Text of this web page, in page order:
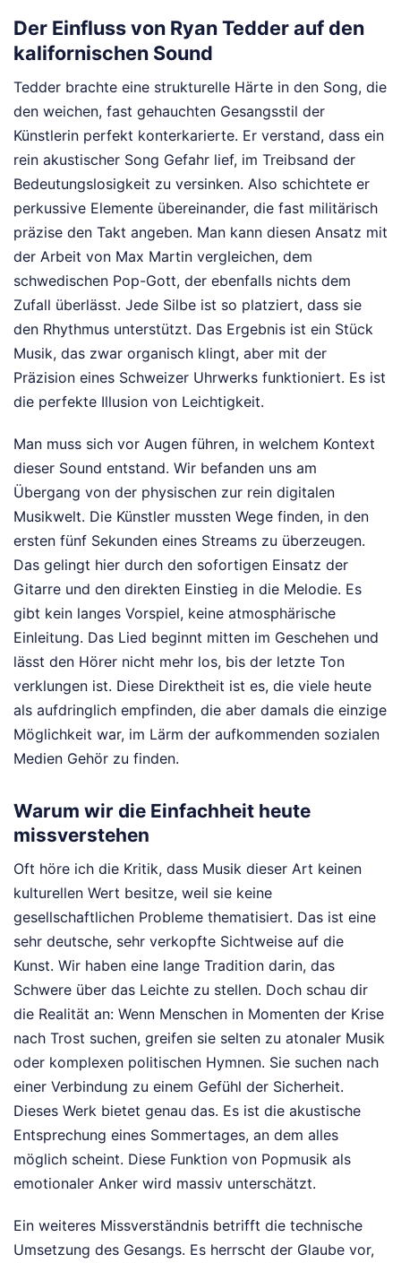
Der Einfluss von Ryan Tedder auf den
kalifornischen Sound
Tedder brachte eine strukturelle Härte in den Song, die
den weichen, fast gehauchten Gesangsstil der
Künstlerin perfekt konterkarierte. Er verstand, dass ein
rein akustischer Song Gefahr lief, im Treibsand der
Bedeutungslosigkeit zu versinken. Also schichtete er
perkussive Elemente übereinander, die fast militärisch
präzise den Takt angeben. Man kann diesen Ansatz mit
der Arbeit von Max Martin vergleichen, dem
schwedischen Pop-Gott, der ebenfalls nichts dem
Zufall überlässt. Jede Silbe ist so platziert, dass sie
den Rhythmus unterstützt. Das Ergebnis ist ein Stück
Musik, das zwar organisch klingt, aber mit der
Präzision eines Schweizer Uhrwerks funktioniert. Es ist
die perfekte Illusion von Leichtigkeit.
Man muss sich vor Augen führen, in welchem Kontext
dieser Sound entstand. Wir befanden uns am
Übergang von der physischen zur rein digitalen
Musikwelt. Die Künstler mussten Wege finden, in den
ersten fünf Sekunden eines Streams zu überzeugen.
Das gelingt hier durch den sofortigen Einsatz der
Gitarre und den direkten Einstieg in die Melodie. Es
gibt kein langes Vorspiel, keine atmosphärische
Einleitung. Das Lied beginnt mitten im Geschehen und
lässt den Hörer nicht mehr los, bis der letzte Ton
verklungen ist. Diese Direktheit ist es, die viele heute
als aufdringlich empfinden, die aber damals die einzige
Möglichkeit war, im Lärm der aufkommenden sozialen
Medien Gehör zu finden.
Warum wir die Einfachheit heute
missverstehen
Oft höre ich die Kritik, dass Musik dieser Art keinen
kulturellen Wert besitze, weil sie keine
gesellschaftlichen Probleme thematisiert. Das ist eine
sehr deutsche, sehr verkopfte Sichtweise auf die
Kunst. Wir haben eine lange Tradition darin, das
Schwere über das Leichte zu stellen. Doch schau dir
die Realität an: Wenn Menschen in Momenten der Krise
nach Trost suchen, greifen sie selten zu atonaler Musik
oder komplexen politischen Hymnen. Sie suchen nach
einer Verbindung zu einem Gefühl der Sicherheit.
Dieses Werk bietet genau das. Es ist die akustische
Entsprechung eines Sommertages, an dem alles
möglich scheint. Diese Funktion von Popmusik als
emotionaler Anker wird massiv unterschätzt.
Ein weiteres Missverständnis betrifft die technische
Umsetzung des Gesangs. Es herrscht der Glaube vor,